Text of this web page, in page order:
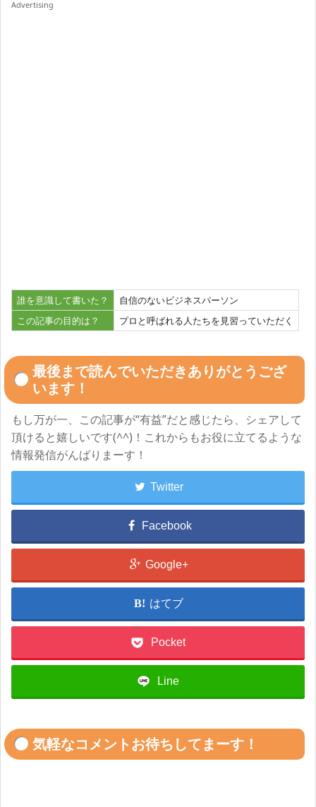
Advertising
誰を意識して書いた？
自信のないビジネスパーソン
この記事の目的は？
プロと呼ばれる人たちを見習っていただく
最後まで読んでいただきありがとうござ
います！
もし万が一、この記事が“有益”だと感じたら、シェアして
頂けると嬉しいです(^^)！これからもお役に立てるような
情報発信がんばりまーす！
Twitter
Facebook
Google+
はてブ
Pocket
Line
気軽なコメントお待ちしてまーす！